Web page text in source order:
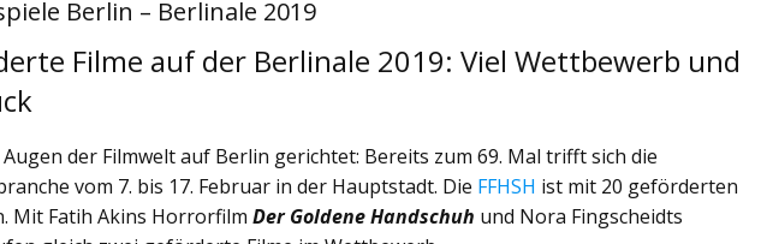
Berlin – Berlinale 2019
Filme auf der Berlinale 2019: Viel Wettbewerb und
der Filmwelt auf Berlin gerichtet: Bereits zum 69. Mal trifft sich die
vom 7. bis 17. Februar in der Hauptstadt. Die FFHSH ist mit 20 geförderten
Mit Fatih Akins HorrorfilmDer Goldene Handschuh und Nora Fingscheidts